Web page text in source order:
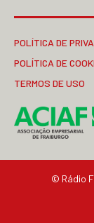
POLÍTICA DE
POLÍTICA DE
TERMOS DE USO
© Rádio